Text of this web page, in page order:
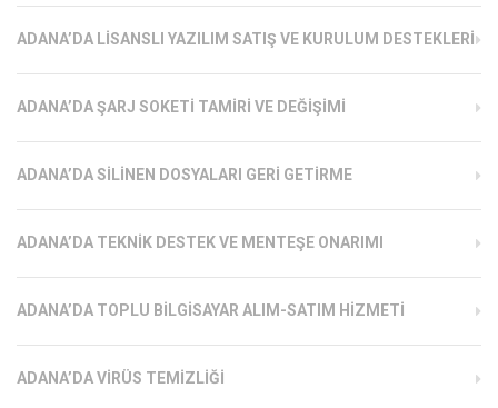
ADANA’DA LISANSLI YAZILIM SATIŞ VE KURULUM DESTEKLERI
ADANA’DA ŞARJ SOKETI TAMIRI VE DEĞIŞIMI
ADANA’DA SILINEN DOSYALARI GERI GETIRME
ADANA’DA TEKNIK DESTEK VE MENTEŞE ONARIMI
ADANA’DA TOPLU BILGISAYAR ALIM-SATIM HIZMETI
ADANA’DA VIRÜS TEMIZLIĞI